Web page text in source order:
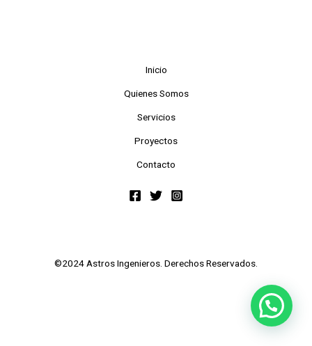
Inicio
Quienes Somos
Servicios
Proyectos
Contacto
©2024 Astros Ingenieros. Derechos Reservados.